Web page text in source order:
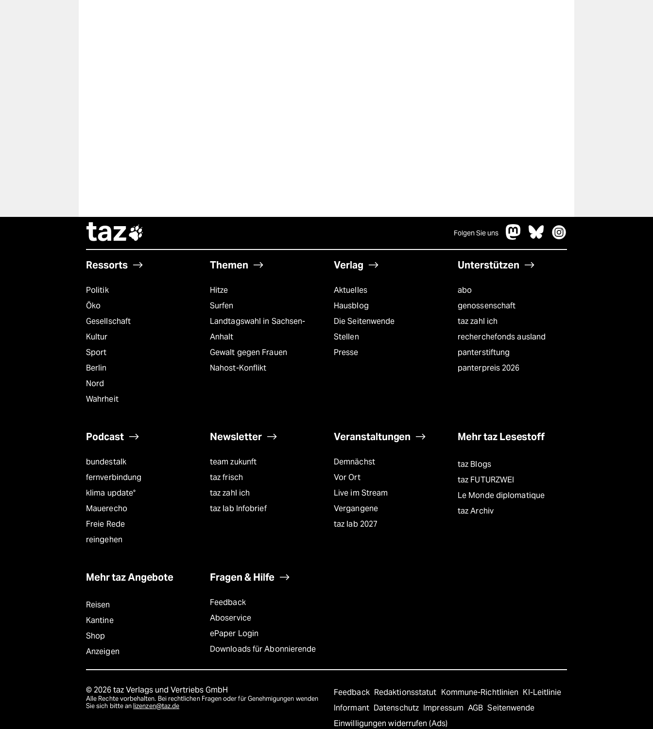
taz Folgen Sie uns
Ressorts
Politik
Öko
Gesellschaft
Kultur
Sport
Berlin
Nord
Wahrheit
Themen
Hitze
Surfen
Landtagswahl in Sachsen-
Anhalt
Gewalt gegen Frauen
Nahost-Konflikt
Verlag
Aktuelles
Hausblog
Die Seitenwende
Stellen
Presse
Unterstützen
abo
genossenschaft
taz zahl ich
recherchefonds ausland
panterstiftung
panterpreis 2026
Podcast
bundestalk
fernverbindung
klima update°
Mauerecho
Freie Rede
reingehen
Newsletter
team zukunft
taz frisch
taz zahl ich
taz lab Infobrief
Veranstaltungen
Demnächst
Vor Ort
Live im Stream
Vergangene
taz lab 2027
Mehr taz Lesestoff
taz Blogs
taz FUTURZWEI
Le Monde diplomatique
taz Archiv
Mehr taz Angebote
Reisen
Kantine
Shop
Anzeigen
Fragen & Hilfe
Feedback
Aboservice
ePaper Login
Downloads für Abonnierende
© 2026 taz Verlags und Vertriebs GmbH
Alle Rechte vorbehalten. Bei rechtlichen Fragen oder für Genehmigungen wenden
Sie sich bitte an lizenzen@taz.de
Feedback Redaktionsstatut Kommune-Richtlinien KI-Leitlinie
Informant Datenschutz Impressum AGB Seitenwende
Einwilligungen widerrufen (Ads)